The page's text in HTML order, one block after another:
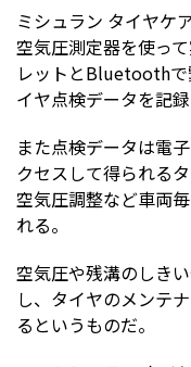
ミシュラン タイヤケ
空気圧測定器を使っ
レットとBluetoothで
イヤ点検データを記録
また点検データは電
クセスして得られる
空気圧調整など車両
れる。
空気圧や残溝のしき
し、タイヤのメンテ
るというものだ。